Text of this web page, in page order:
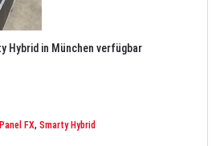
Hybrid in München verfügbar
FX, Smarty Hybrid